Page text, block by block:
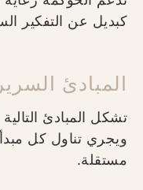
كبديل عن التفكير
المبادئ
تشكل المبادئ
ويجري تناول كل
مستقلة.